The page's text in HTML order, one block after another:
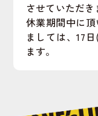
させていただき
休業期間中に
ましては、17
ます。